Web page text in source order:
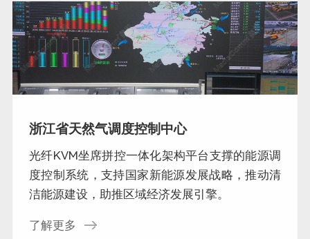
浙江省天然气调度控制中心
光纤KVM坐席拼控一体化架构平台支撑的能源调
度控制系统，支持国家新能源发展战略，推动清
洁能源建设，助推区域经济发展引擎。
了解更多